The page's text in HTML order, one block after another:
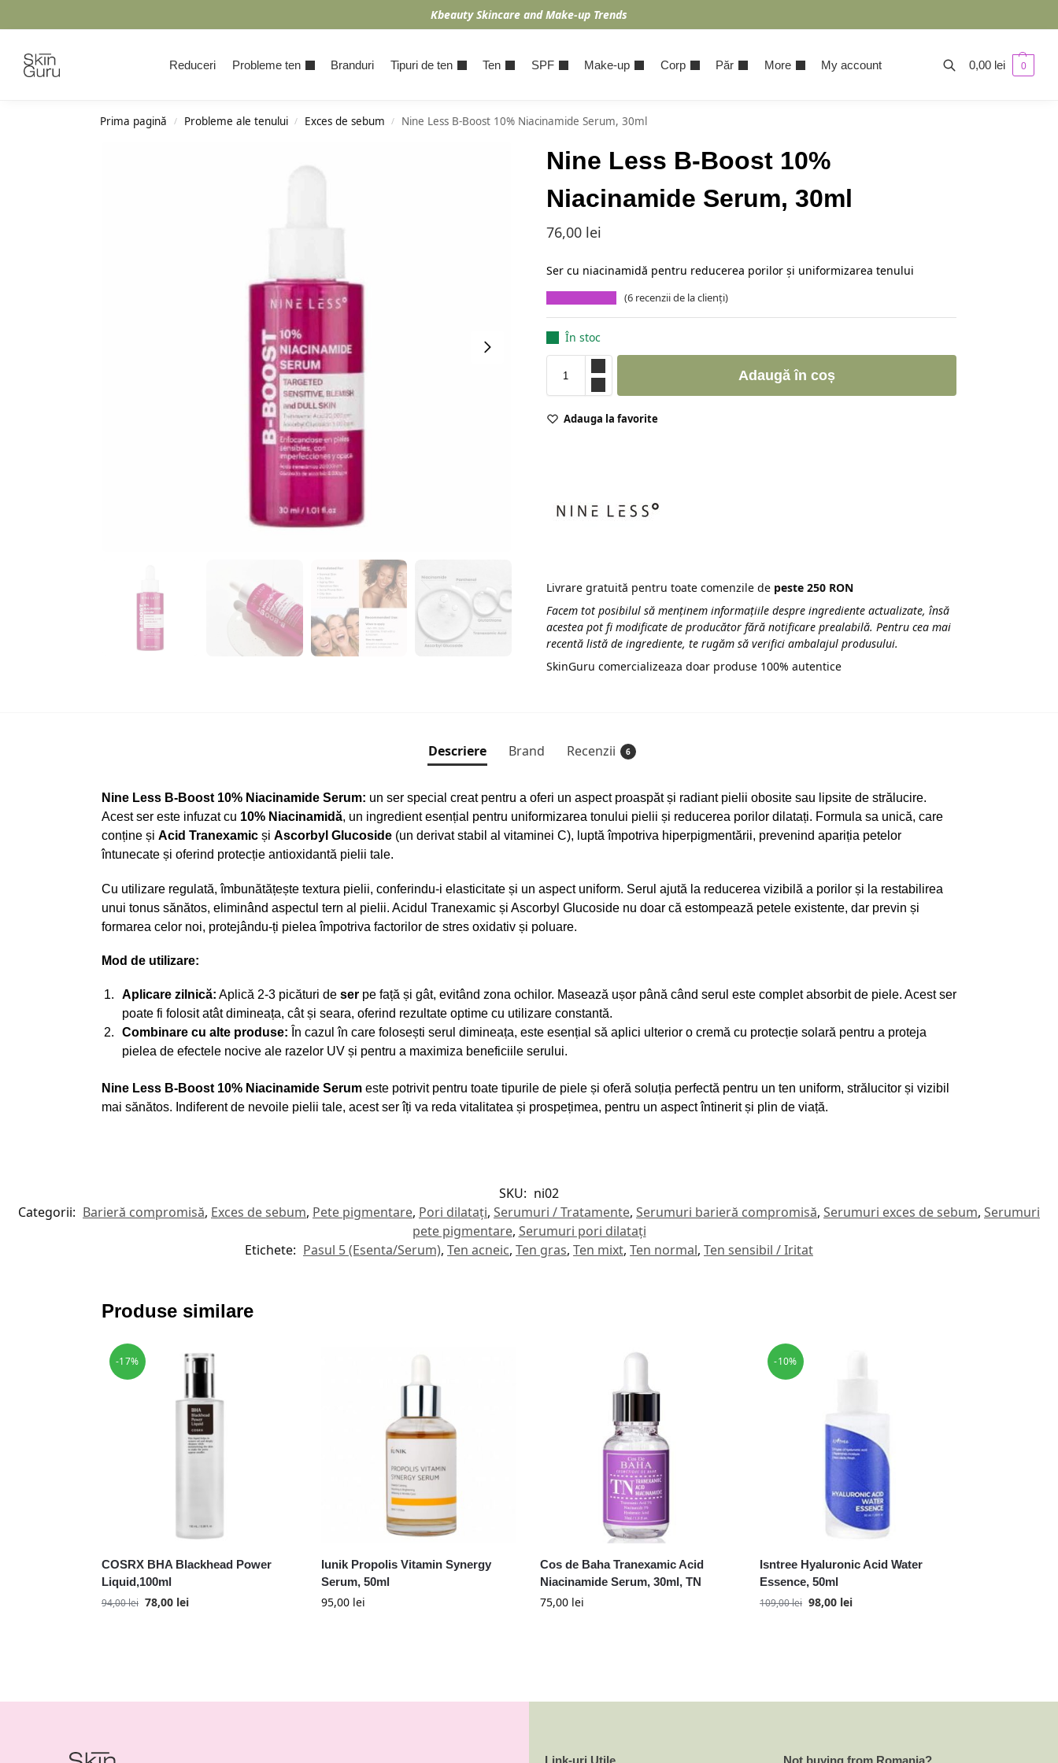
Kbeauty Skincare and Make-up Trends
Reduceri Probleme ten Branduri Tipuri de ten Ten SPF Make-up Corp Păr More My account 0,00 lei 0
Prima pagină / Probleme ale tenului / Exces de sebum / Nine Less B-Boost 10% Niacinamide Serum, 30ml
Nine Less B-Boost 10%
Niacinamide Serum, 30ml
76,00 lei
Ser cu niacinamidă pentru reducerea porilor și uniformizarea tenului
(6 recenzii de la clienți)
În stoc
Adaugă în coș
Adauga la favorite
Livrare gratuită pentru toate comenzile de peste 250 RON
Facem tot posibilul să menținem informațiile despre ingrediente actualizate, însă
acestea pot fi modificate de producător fără notificare prealabilă. Pentru cea mai
recentă listă de ingrediente, te rugăm să verifici ambalajul produsului.
SkinGuru comercializeaza doar produse 100% autentice
Descriere Brand Recenzii 6
Nine Less B-Boost 10% Niacinamide Serum: un ser special creat pentru a oferi un aspect proaspăt și radiant pielii obosite sau lipsite de strălucire.
Acest ser este infuzat cu 10% Niacinamidă, un ingredient esențial pentru uniformizarea tonului pielii și reducerea porilor dilatați. Formula sa unică, care
conține și Acid Tranexamicși Ascorbyl Glucoside(un derivat stabil al vitaminei C), luptă împotriva hiperpigmentării, prevenind apariția petelor
întunecate și oferind protecție antioxidantă pielii tale.
Cu utilizare regulată, îmbunătățește textura pielii, conferindu-i elasticitate și un aspect uniform. Serul ajută la reducerea vizibilă a porilor și la restabilirea
unui tonus sănătos, eliminând aspectul tern al pielii. Acidul Tranexamic și Ascorbyl Glucoside nu doar că estompează petele existente, dar previn și
formarea celor noi, protejându-ți pielea împotriva factorilor de stres oxidativ și poluare.
Mod de utilizare:
Aplicare zilnică: Aplică 2-3 picături de serpe față și gât, evitând zona ochilor. Masează ușor până când serul este complet absorbit de piele. Acest ser
poate fi folosit atât dimineața, cât și seara, oferind rezultate optime cu utilizare constantă.
Combinare cu alte produse: În cazul în care folosești serul dimineața, este esențial să aplici ulterior o cremă cu protecție solară pentru a proteja
pielea de efectele nocive ale razelor UV și pentru a maximiza beneficiile serului.
Nine Less B-Boost 10% Niacinamide Serumeste potrivit pentru toate tipurile de piele și oferă soluția perfectă pentru un ten uniform, strălucitor și vizibil
mai sănătos. Indiferent de nevoile pielii tale, acest ser îți va reda vitalitatea și prospețimea, pentru un aspect întinerit și plin de viață.
SKU: ni02
Categorii: Barieră compromisă, Exces de sebum, Pete pigmentare, Pori dilatați, Serumuri / Tratamente, Serumuri barieră compromisă, Serumuri exces de sebum, Serumuri
pete pigmentare, Serumuri pori dilatați
Etichete: Pasul 5 (Esenta/Serum), Ten acneic, Ten gras, Ten mixt, Ten normal, Ten sensibil / Iritat
Produse similare
-17%
COSRX BHA Blackhead Power
Liquid,100ml
94,00lei 78,00 lei
Iunik Propolis Vitamin Synergy
Serum, 50ml
95,00 lei
Cos de Baha Tranexamic Acid
Niacinamide Serum, 30ml, TN
75,00 lei
-10%
Isntree Hyaluronic Acid Water
Essence, 50ml
109,00lei 98,00 lei
Link-uri Utile Not buying from Romania?